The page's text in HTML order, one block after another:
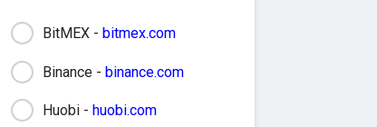
BitMEX - bitmex.com
Binance - binance.com
Huobi - huobi.com